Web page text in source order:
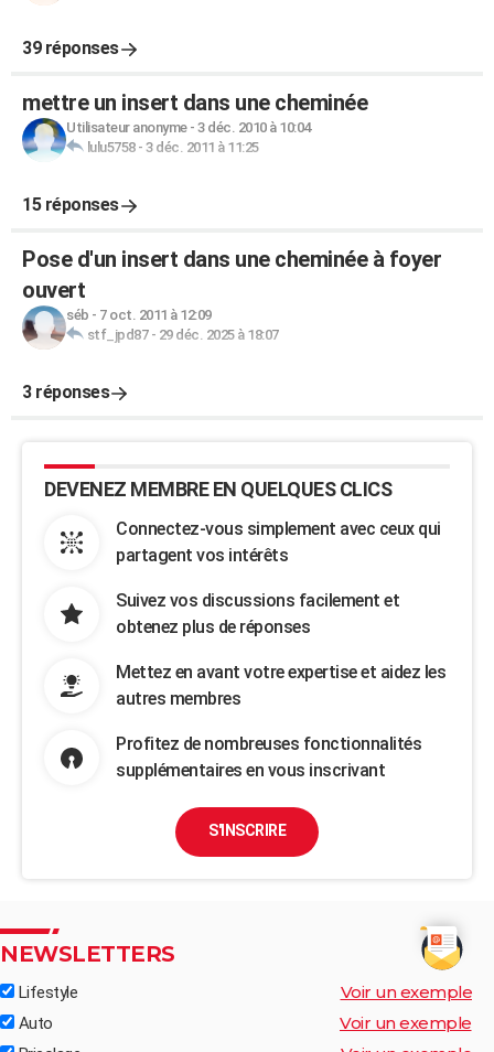
39 réponses
mettre un insert dans une cheminée
Utilisateur anonyme- 3 déc. 2010 à 10:04
lulu5758- 3 déc. 2011 à 11:25
15 réponses
Pose d'un insert dans une cheminée à foyer
ouvert
séb - 7 oct. 2011 à 12:09
stf_jpd87- 29 déc. 2025 à 18:07
3 réponses
DEVENEZ MEMBRE EN QUELQUES CLICS
Connectez-vous simplement avec ceux qui
partagent vos intérêts
Suivez vos discussions facilement et
obtenez plus de réponses
Mettez en avant votre expertise et aidez les
autres membres
Profitez de nombreuses fonctionnalités
supplémentaires en vous inscrivant
S'INSCRIRE
NEWSLETTERS
Lifestyle Voir un exemple
Auto Voir un exemple